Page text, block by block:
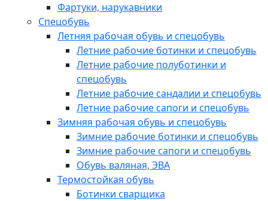
Фартуки, нарукавники
Спецобувь
Летняя рабочая обувь и спецобувь
Летние рабочие ботинки и спецобувь
Летние рабочие полуботинки и
спецобувь
Летние рабочие сандалии и спецобувь
Летние рабочие сапоги и спецобувь
Зимняя рабочая обувь и спецобувь
Зимние рабочие ботинки и спецобувь
Зимние рабочие сапоги и спецобувь
Обувь валяная, ЭВА
Термостойкая обувь
Ботинки сварщика